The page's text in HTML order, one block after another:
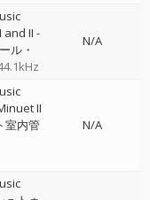
and II -
ル・
N/A
II
室内管
N/A